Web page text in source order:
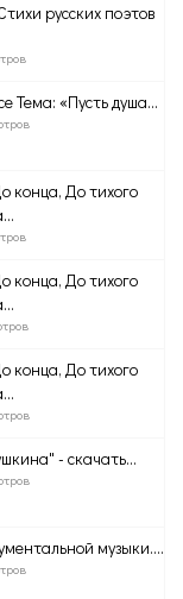
русских поэтов
Тема: «Пусть душа...
конца, До тихого
конца, До тихого
конца, До тихого
- скачать...
музыки....